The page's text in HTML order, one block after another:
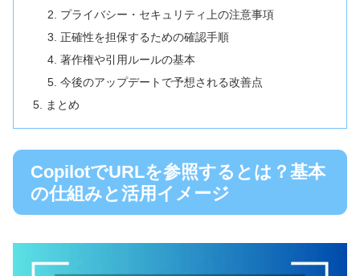
プライバシー・セキュリティ上の注意事項
正確性を担保するための確認手順
著作権や引用ルールの基本
今後のアップデートで予想される改善点
まとめ
CopilotでURLを参照するとは？基本
の仕組みと活用イメージ